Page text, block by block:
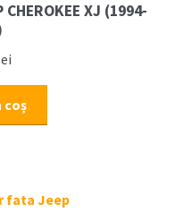
XJ (1994-
coș